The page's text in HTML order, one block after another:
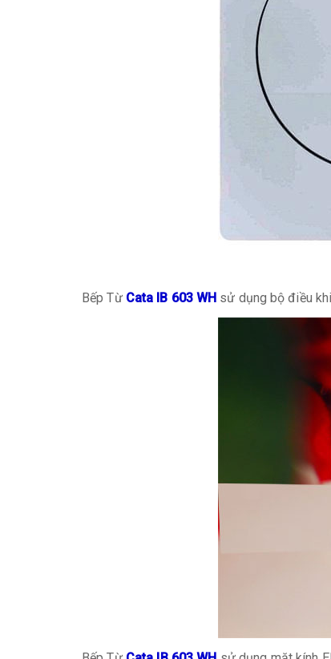
Bếp Từ Cata IB 603 WH sử dụng bộ điều